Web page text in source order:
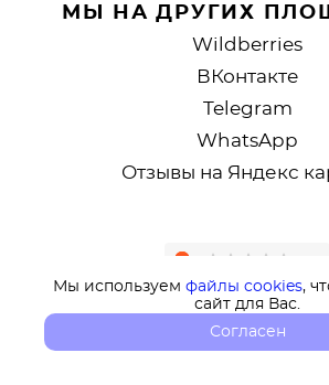
Мы используем файлы cookies,
сайт для Вас.
Согласен
МЫ НА ДРУГИХ
Wildberries
ВКонтакте
Telegram
WhatsApp
Отзывы на Яндекс